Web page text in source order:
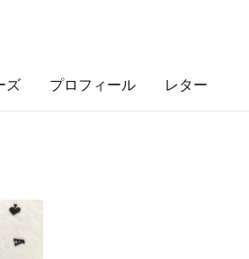
ズ プロフィール レター